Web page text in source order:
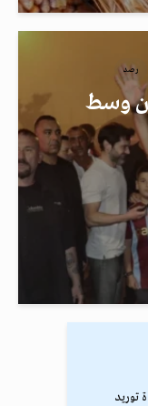
رصد
وسط
توريد